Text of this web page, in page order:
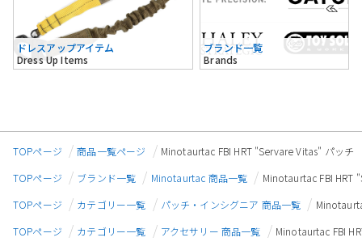
ドレスアップアイテム
Dress Up Items
ブランド一覧
Brands
TOPページ 商品一覧ページ
Minotaurtac FBI HRT "Servare Vitas" パッチ
TOPページ
ブランド一覧 Minotaurtac 商品一覧
Minotaurtac FBI HRT
TOPページ
カテゴリー一覧 パッチ・インシグニア 商品一覧
TOPページ
カテゴリー一覧 アクセサリー 商品一覧 Minotaurtac FBI